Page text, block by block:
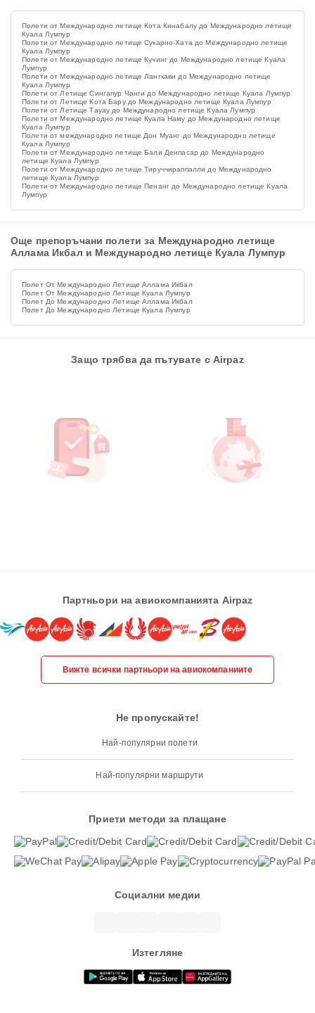
Полети от Международно летище Кота Кинабалу до Международно летище
Куала Лумпур
Полети от Международно летище Сукарно-Хата до Международно летище
Куала Лумпур
Полети от Международно летище Кучинг до Международно летище Куала
Лумпур
Полети от Международно летище Лангкави до Международно летище
Куала Лумпур
Полети от Летище Сингапур Чанги до Международно летище Куала Лумпур
Полети от Летище Кота Бару до Международно летище Куала Лумпур
Полети от Летище Тауау до Международно летище Куала Лумпур
Полети от Международно летище Куала Наму до Международно летище
Куала Лумпур
Полети от международно летище Дон Муанг до Международно летище
Куала Лумпур
Полети от Международно летище Бали Денпасар до Международно
летище Куала Лумпур
Полети от Международно летище Тируччираппалли до Международно
летище Куала Лумпур
Полети от Международно летище Пенанг до Международно летище Куала
Лумпур
Още препоръчани полети за Международно летище
Аллама Икбал и Международно летище Куала Лумпур
Полет От Международно Летище Аллама Икбал
Полет От Международно Летище Куала Лумпур
Полет До Международно Летище Аллама Икбал
Полет До Международно Летище Куала Лумпур
Защо трябва да пътувате с Airpaz
Партньори на авиокомпанията Airpaz
Вижте всички партньори на авиокомпаниите
Не пропускайте!
Най-популярни полети
Най-популярни маршрути
Приети методи за плащане
Социални медии
Изтегляне